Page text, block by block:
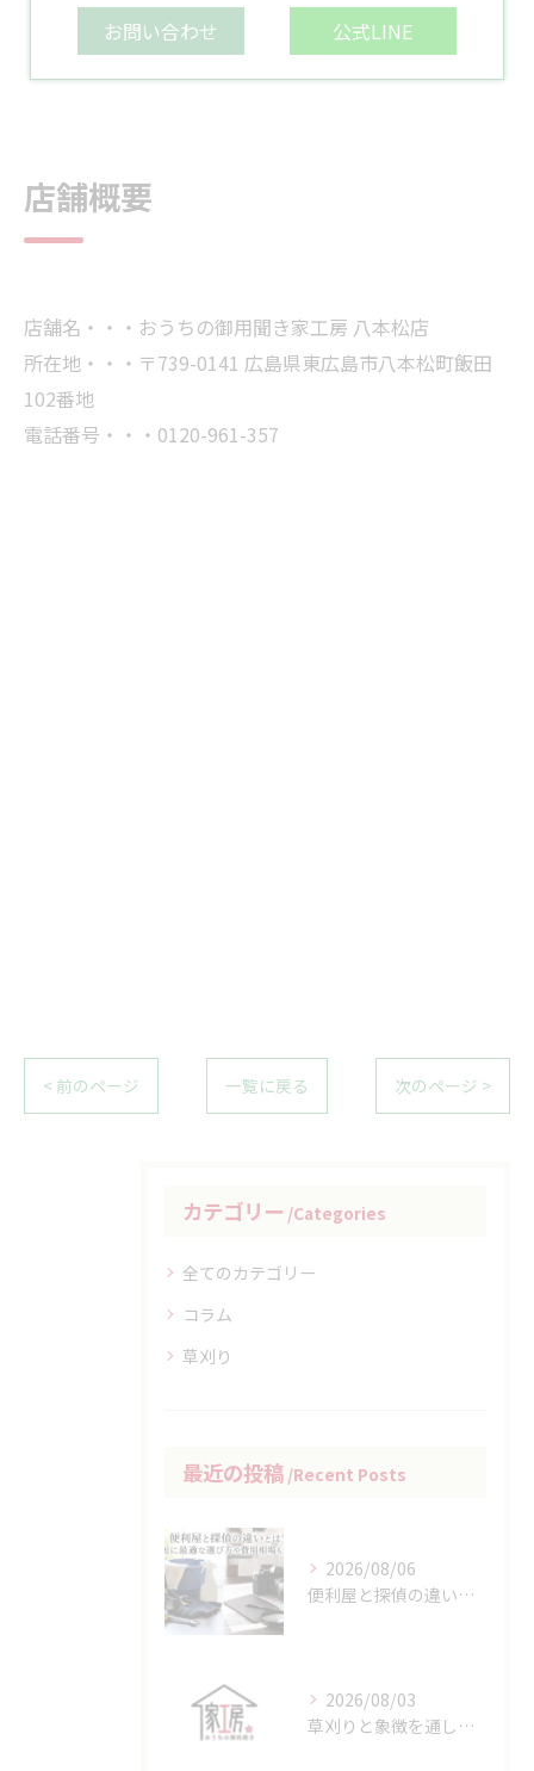
お問い合わせ 公式LINE
店舗概要
店舗名・・・おうちの御用聞き家工房 八本松店
所在地・・・〒739-0141 広島県東広島市八本松町飯田
102番地
電話番号・・・0120-961-357
< 前のページ 一覧に戻る 次のページ >
カテゴリー Categories
全てのカテゴリー
コラム
草刈り
最近の投稿 Recent Posts
2026/08/06
便利屋と探偵の違いとは？最短に最適な選び方や費用相場もわかる
2026/08/03
草刈りと象徴を通して広島県竹原市の地域性や生活文化を知る方法